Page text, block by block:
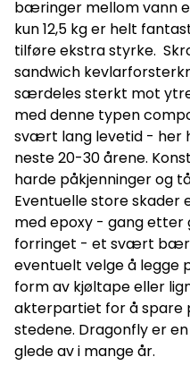
bæringer mellom vann
kun 12,5 kg er helt
tilføre ekstra styrke.
sandwich
særdeles sterkt mot
med denne typen
svært lang levetid - her
neste 20-30 årene.
harde påkjenninger og
Eventuelle store skader
med epoxy - gang etter
forringet - et svært
eventuelt velge å legge
form av kjøltape eller
akterpartiet for å spare
stedene. Dragonfly er
glede av i mange år.